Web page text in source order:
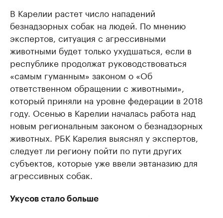
В Карелии растет число нападений
безнадзорных собак на людей. По мнению
экспертов, ситуация с агрессивными
животными будет только ухудшаться, если в
республике продолжат руководствоваться
«самым гуманным» законом о «Об
ответственном обращении с животными»,
который приняли на уровне федерации в 2018
году. Осенью в Карелии началась работа над
новым региональным законом о безнадзорных
животных. РБК Карелия выяснял у экспертов,
следует ли региону пойти по пути других
субъектов, которые уже ввели эвтаназию для
агрессивных собак.
Укусов стало больше